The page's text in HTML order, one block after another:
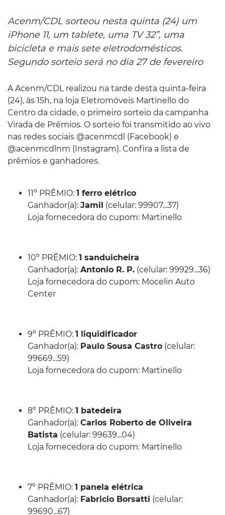
Acenm/CDL sorteou nesta quinta (24) um
iPhone 11, um tablete, uma TV 32”, uma
bicicleta e mais sete eletrodomésticos.
Segundo sorteio será no dia 27 de fevereiro
A Acenm/CDL realizou na tarde desta quinta-feira
(24), às 15h, na loja Eletromóveis Martinello do
Centro da cidade, o primeiro sorteio da campanha
Virada de Prêmios. O sorteio foi transmitido ao vivo
nas redes sociais @acenmcdl (Facebook) e
@acenmcdlnm (Instagram). Confira a lista de
prêmios e ganhadores.
11º PRÊMIO: 1 ferro elétrico
Ganhador(a): Jamil (celular: 99907...37)
Loja fornecedora do cupom: Martinello
10º PRÊMIO: 1 sanduicheira
Ganhador(a): Antonio R. P. (celular: 99929...36)
Loja fornecedora do cupom: Mocelin Auto
Center
9º PRÊMIO: 1 liquidificador
Ganhador(a): Paulo Sousa Castro (celular:
99669...59)
Loja fornecedora do cupom: Martinello
8º PRÊMIO: 1 batedeira
Ganhador(a): Carlos Roberto de Oliveira
Batista (celular: 99639...04)
Loja fornecedora do cupom: Martinello
7º PRÊMIO: 1 panela elétrica
Ganhador(a): Fabricio Borsatti (celular:
99690...67)